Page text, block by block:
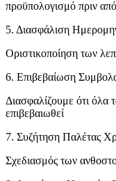
προϋπολογισμό πριν
5. Διασφάλιση
Οριστικοποίηση των
6. Επιβεβαίωση
Διασφαλίζουμε ότι όλα
επιβεβαιωθεί
7. Συζήτηση Παλέτας
Σχεδιασμός των